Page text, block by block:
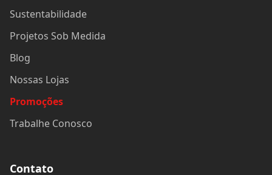
Sustentabilidade
Projetos Sob Medida
Blog
Nossas Lojas
Promoções
Trabalhe Conosco
Contato